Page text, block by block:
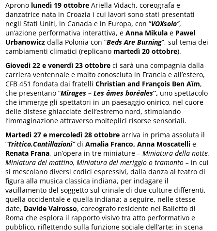
Aprono lunedì 19 ottobre Ariella Vidach, coreografa e
danzatrice nata in Croazia i cui lavori sono stati presentati
negli Stati Uniti, in Canada e in Europa, con “VOXsolo”,
un’azione performativa interattiva, eAnna Mikula e Pawel
Urbanowicz dalla Polonia con “Beds Are Burning”, sul tema dei
cambiamenti climatici (replicano martedì 20 ottobre).
Giovedì 22 e venerdì 23 ottobre ci sarà una compagnia dalla
carriera ventennale e molto conosciuta in Francia e all’estero,
CFB 451 fondata dai fratelliChristian and François Ben Aïm,
che presentano “Mirages – Les âmes boréales”, uno spettacolo
che immerge gli spettatori in un paesaggio onirico, nel cuore
delle distese ghiacciate dell’estremo nord, stimolando
l’immaginazione attraverso molteplici risorse sensoriali.
Martedì 27 e mercoledì 28 ottobre arriva in prima assoluta il
“Trittico.Cantillazioni”diAmalia Franco, Anna Moscatelli e
Renata Frana, un’opera in tre miniature –Miniatura della notte,
Miniatura del mattino, Miniatura del meriggio o tramonto – in cui
si mescolano diversi codici espressivi, dalla danza al teatro di
figura alla musica classica indiana, per indagare il
vacillamento del soggetto sul crinale di due culture differenti,
quella occidentale e quella indiana; a seguire, nelle stesse
date, Davide Valrosso, coreografo residente nel Balletto di
Roma che esplora il rapporto visivo tra atto performativo e
pubblico, riflettendo sulla funzione sociale dell’arte: in scena